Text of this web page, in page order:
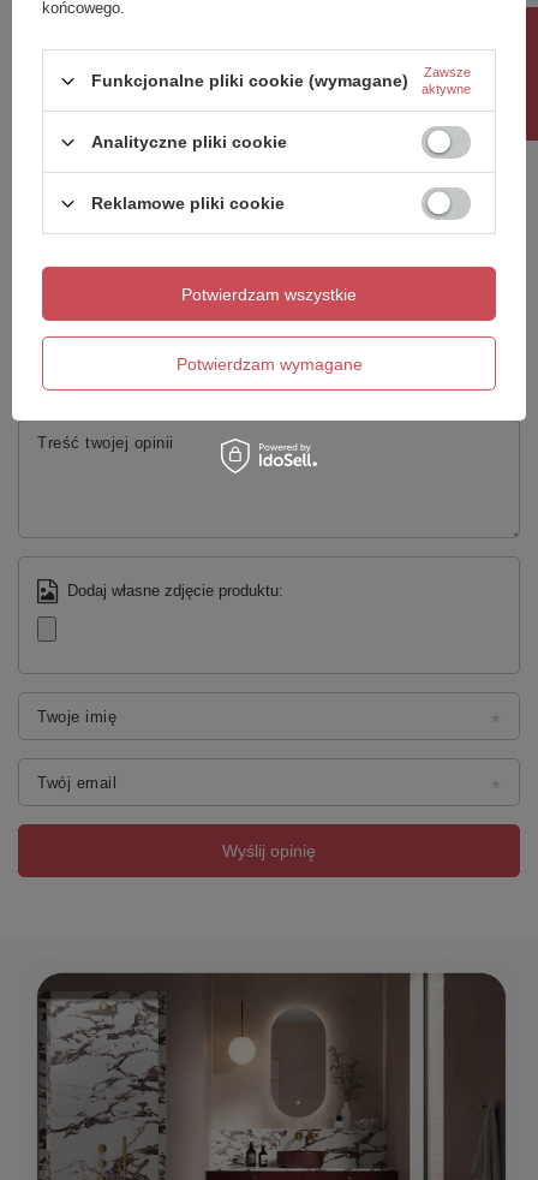
369,00
Potrzebujesz pomocy? Masz pytania?
Zadaj pytanie a my odpowiemy niezwłocznie,
dla innych.
Zadaj pytanie
Napisz swoją opinię
Twoja ocena:
5/5
Treść twojej opinii
Dodaj własne zdjęcie produktu:
Twoje imię
Twój email
Wyślij opinię
końcowego.
Funkcjonalne pliki cookie (wymagane)
Zawsze
aktywne
Analityczne pliki cookie
Reklamowe pliki cookie
Potwierdzam wymagane
Potwierdzam wszystkie